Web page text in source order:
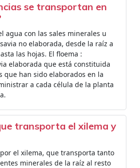
se transportan en
agua con las sales minerales u
no elaborada, desde la raíz a
las hojas. El floema :
elaborada que está constituida
que han sido elaborados en la
a cada célula de la planta
transporta el xilema y
el xilema, que transporta tanto
minerales de la raíz al resto